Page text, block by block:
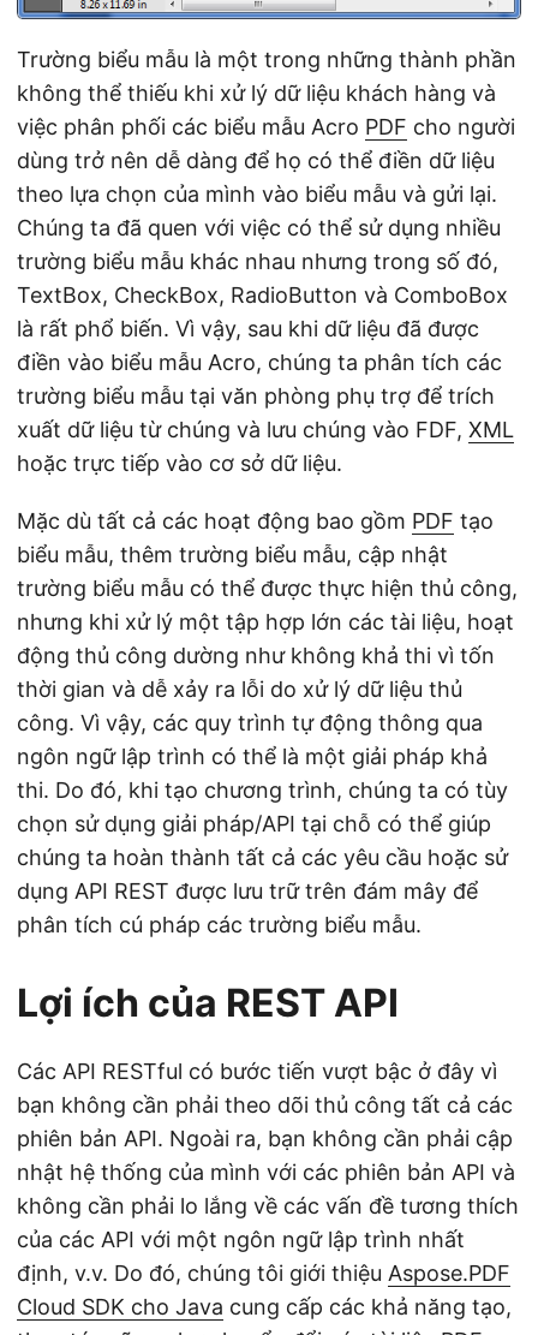
Trường biểu mẫu là một trong những thành phần
không thể thiếu khi xử lý dữ liệu khách hàng và
việc phân phối các biểu mẫu Acro PDF cho người
dùng trở nên dễ dàng để họ có thể điền dữ liệu
theo lựa chọn của mình vào biểu mẫu và gửi lại.
Chúng ta đã quen với việc có thể sử dụng nhiều
trường biểu mẫu khác nhau nhưng trong số đó,
TextBox, CheckBox, RadioButton và ComboBox
là rất phổ biến. Vì vậy, sau khi dữ liệu đã được
điền vào biểu mẫu Acro, chúng ta phân tích các
trường biểu mẫu tại văn phòng phụ trợ để trích
xuất dữ liệu từ chúng và lưu chúng vào FDF, XML
hoặc trực tiếp vào cơ sở dữ liệu.
Mặc dù tất cả các hoạt động bao gồm PDF tạo
biểu mẫu, thêm trường biểu mẫu, cập nhật
trường biểu mẫu có thể được thực hiện thủ công,
nhưng khi xử lý một tập hợp lớn các tài liệu, hoạt
động thủ công dường như không khả thi vì tốn
thời gian và dễ xảy ra lỗi do xử lý dữ liệu thủ
công. Vì vậy, các quy trình tự động thông qua
ngôn ngữ lập trình có thể là một giải pháp khả
thi. Do đó, khi tạo chương trình, chúng ta có tùy
chọn sử dụng giải pháp/API tại chỗ có thể giúp
chúng ta hoàn thành tất cả các yêu cầu hoặc sử
dụng API REST được lưu trữ trên đám mây để
phân tích cú pháp các trường biểu mẫu.
Lợi ích của REST API
Các API RESTful có bước tiến vượt bậc ở đây vì
bạn không cần phải theo dõi thủ công tất cả các
phiên bản API. Ngoài ra, bạn không cần phải cập
nhật hệ thống của mình với các phiên bản API và
không cần phải lo lắng về các vấn đề tương thích
của các API với một ngôn ngữ lập trình nhất
định, v.v. Do đó, chúng tôi giới thiệu Aspose.PDF
Cloud SDK cho Java cung cấp các khả năng tạo,